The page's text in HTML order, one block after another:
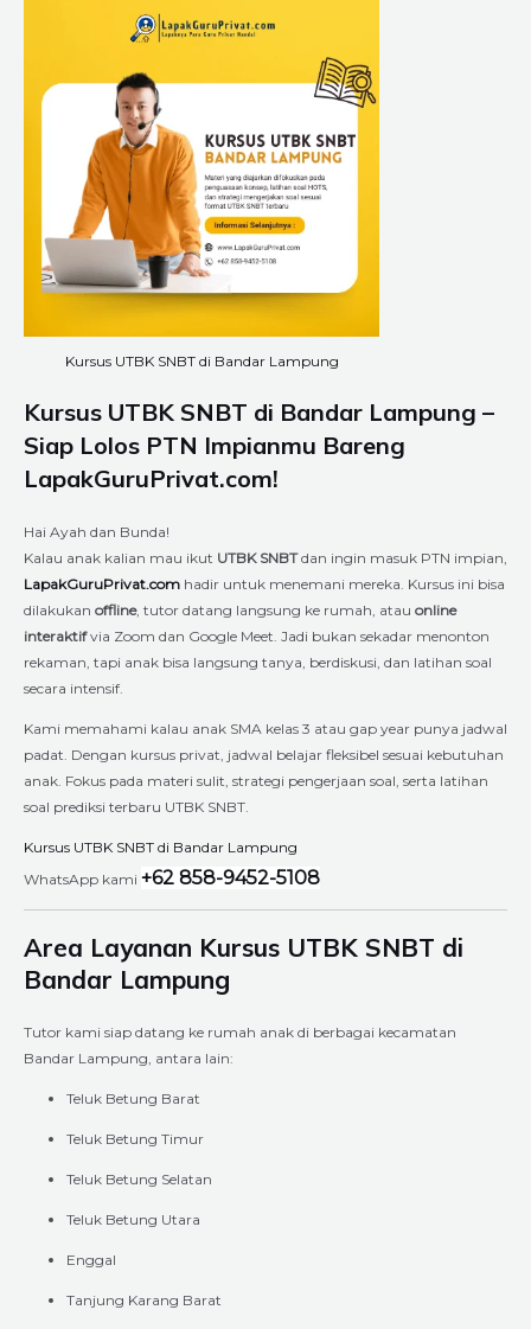
Kursus UTBK SNBT di Bandar Lampung
Kursus UTBK SNBT di Bandar Lampung –
Siap Lolos PTN Impianmu Bareng
LapakGuruPrivat.com!
Hai Ayah dan Bunda!
Kalau anak kalian mau ikut UTBK SNBTdan ingin masuk PTN impian,
LapakGuruPrivat.com hadir untuk menemani mereka. Kursus ini bisa
dilakukan offline, tutor datang langsung ke rumah, atau online
interaktifvia Zoom dan Google Meet. Jadi bukan sekadar menonton
rekaman, tapi anak bisa langsung tanya, berdiskusi, dan latihan soal
secara intensif.
Kami memahami kalau anak SMA kelas 3 atau gap year punya jadwal
padat. Dengan kursus privat, jadwal belajar fleksibel sesuai kebutuhan
anak. Fokus pada materi sulit, strategi pengerjaan soal, serta latihan
soal prediksi terbaru UTBK SNBT.
Kursus UTBK SNBT di Bandar Lampung
WhatsApp kami +62 858-9452-5108
Area Layanan Kursus UTBK SNBT di
Bandar Lampung
Tutor kami siap datang ke rumah anak di berbagai kecamatan
Bandar Lampung, antara lain:
Teluk Betung Barat
Teluk Betung Timur
Teluk Betung Selatan
Teluk Betung Utara
Enggal
Tanjung Karang Barat